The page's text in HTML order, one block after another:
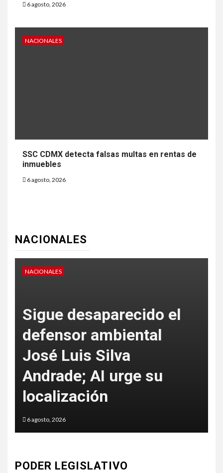
6 agosto, 2026
NACIONALES
SSC CDMX detecta falsas multas en rentas de
inmuebles
6 agosto, 2026
NACIONALES
NACIONALES
SSC CDMX detecta
falsas multas en rentas
de inmuebles
6 agosto, 2026
PODER LEGISLATIVO